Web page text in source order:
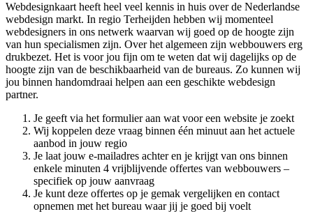
Webdesignkaart heeft heel veel kennis in huis over de Nederlandse
webdesign markt. In regio Terheijden hebben wij momenteel
webdesigners in ons netwerk waarvan wij goed op de hoogte zijn
van hun specialismen zijn. Over het algemeen zijn webbouwers erg
drukbezet. Het is voor jou fijn om te weten dat wij dagelijks op de
hoogte zijn van de beschikbaarheid van de bureaus. Zo kunnen wij
jou binnen handomdraai helpen aan een geschikte webdesign
partner.
Je geeft via het formulier aan wat voor een website je zoekt
Wij koppelen deze vraag binnen één minuut aan het actuele
aanbod in jouw regio
Je laat jouw e-mailadres achter en je krijgt van ons binnen
enkele minuten 4 vrijblijvende offertes van webbouwers –
specifiek op jouw aanvraag
Je kunt deze offertes op je gemak vergelijken en contact
opnemen met het bureau waar jij je goed bij voelt